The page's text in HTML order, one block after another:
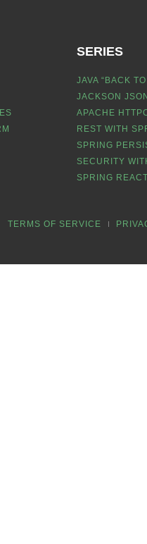
SERIES
JAVA “BACK
JACKSON
APACHE
REST WITH
SPRING
SECURITY
SPRING
TERMS OF SERVICE